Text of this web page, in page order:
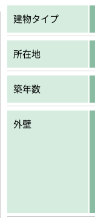
建物タイプ
所在地
築年数
外壁